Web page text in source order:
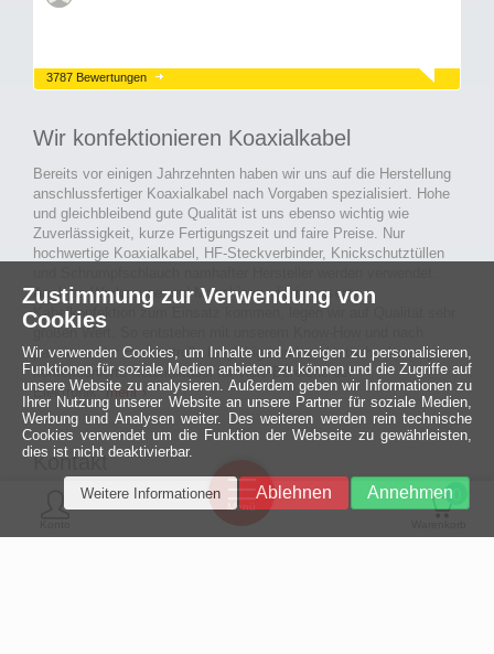
3787 Bewertungen
Wir konfektionieren Koaxialkabel
Bereits vor einigen Jahrzehnten haben wir uns auf die Herstellung
anschlussfertiger Koaxialkabel nach Vorgaben spezialisiert. Hohe
und gleichbleibend gute Qualität ist uns ebenso wichtig wie
Zuverlässigkeit, kurze Fertigungszeit und faire Preise. Nur
hochwertige Koaxialkabel, HF-Steckverbinder, Knickschutztüllen
Auch an Werkzeuge und Maschinen, die in unserer
Kabelkonfektion zum Einsatz kommen, legen wir auf Qualität sehr
großen Wert. So entstehen mit unserem Know-How und nach
passieren der Endkontrolle langlebige und qualitativ hochwertige
konfektionierte Koaxialkabel für viele Bereiche der
Elektronik.mehr ›
Kontakt
MCE Mauritz Electronics
0
Menü
Ein halbes
Jahrhundert
technologische
Zustimmung zur Verwendung von
Cookies
Wir verwenden Cookies, um Inhalte und Anzeigen zu personalisieren,
Funktionen für soziale Medien anbieten zu können und die Zugriffe auf
unsere Website zu analysieren. Außerdem geben wir Informationen zu
Ihrer Nutzung unserer Website an unsere Partner für soziale Medien,
Werbung und Analysen weiter. Des weiteren werden rein technische
Cookies verwendet um die Funktion der Webseite zu gewährleisten,
dies ist nicht deaktivierbar.
Annehmen
Ablehnen
Weitere Informationen